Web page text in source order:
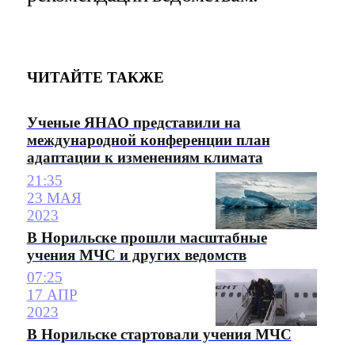
ЧИТАЙТЕ ТАКЖЕ
Ученые ЯНАО представили на
международной конференции план
адаптации к изменениям климата
21:35
23 МАЯ
2023
В Норильске прошли масштабные
учения МЧС и других ведомств
07:25
17 АПР
2023
В Норильске стартовали учения МЧС